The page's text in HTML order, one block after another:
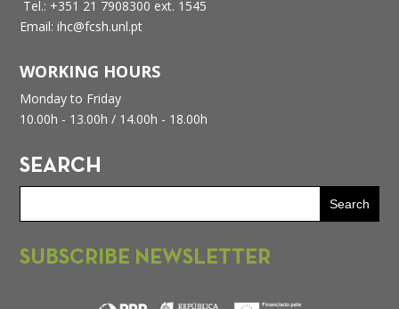
Tel.: +351 21 7908300 ext. 1545
Email: ihc@fcsh.unl.pt
WORKING HOURS
Monday to Friday
10.00h - 13.00h / 14.00h - 18.00h
SEARCH
SUBSCRIBE NEWSLETTER